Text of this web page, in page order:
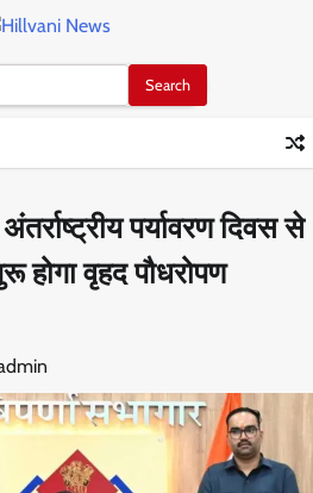
पर्यावरण दिवस से
होगा वृहद पौधरोपण